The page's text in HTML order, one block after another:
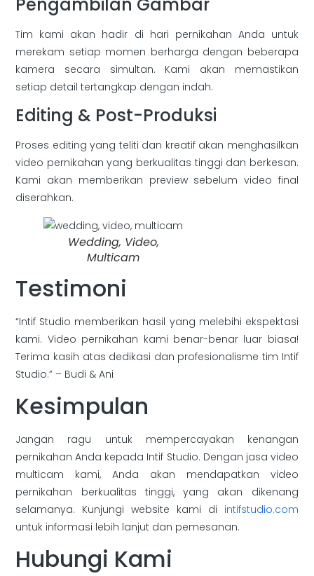
Tim kami akan hadir di hari pernikahan Anda untuk
merekam setiap momen berharga dengan beberapa
kamera secara simultan. Kami akan memastikan
setiap detail tertangkap dengan indah.
Editing & Post-Produksi
Proses editing yang teliti dan kreatif akan menghasilkan
video pernikahan yang berkualitas tinggi dan berkesan.
Kami akan memberikan preview sebelum video final
diserahkan.
Wedding, Video,
Multicam
Testimoni
“Intif Studio memberikan hasil yang melebihi ekspektasi
kami. Video pernikahan kami benar-benar luar biasa!
Terima kasih atas dedikasi dan profesionalisme tim Intif
Studio.” – Budi & Ani
Kesimpulan
Jangan ragu untuk mempercayakan kenangan
pernikahan Anda kepada Intif Studio. Dengan jasa video
multicam kami, Anda akan mendapatkan video
pernikahan berkualitas tinggi, yang akan dikenang
selamanya. Kunjungi website kami di intifstudio.com
untuk informasi lebih lanjut dan pemesanan.
Hubungi Kami